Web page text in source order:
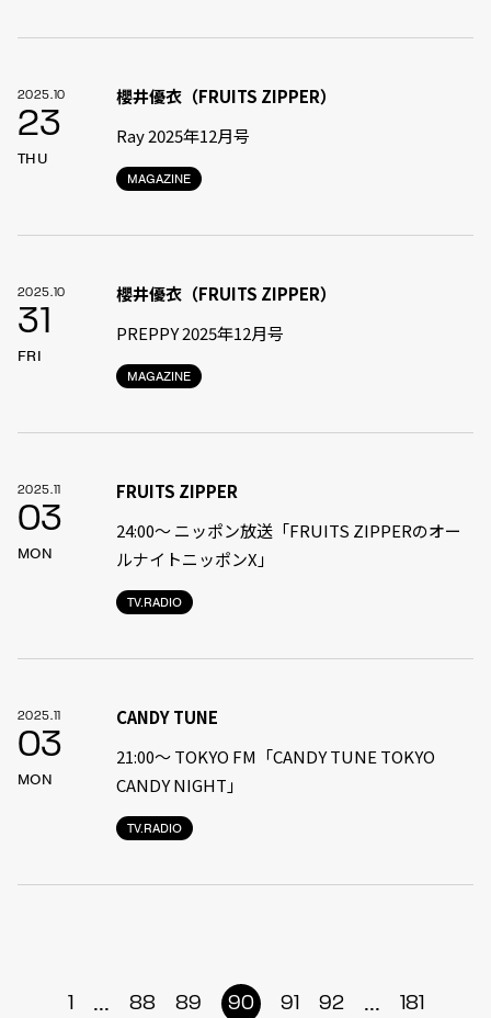
2025.10
23
THU
MAGAZINE
櫻井優衣（FRUITS ZIPPER）
Ray 2025年12月号
2025.10
31
FRI
MAGAZINE
櫻井優衣（FRUITS ZIPPER）
PREPPY 2025年12月号
2025.11
03
MON
TV.RADIO
FRUITS ZIPPER
24:00〜 ニッポン放送「FRUITS ZIPPERのオー
ルナイトニッポンX」
2025.11
03
MON
TV.RADIO
CANDY TUNE
21:00〜 TOKYO FM「CANDY TUNE TOKYO
CANDY NIGHT」
1 ... 88 89 90 91 92 ... 181